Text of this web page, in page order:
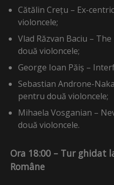
Cătălin Crețu – Ex-
violoncele;
Vlad Răzvan Baciu –
două violoncele;
George Ioan Păiș –
Sebastian Androne-
pentru două violoncele;
Mihaela Vosganian –
două violoncele.
Ora 18:00 – Tur ghidat
Române